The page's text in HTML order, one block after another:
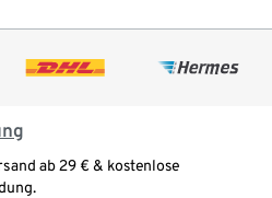
ab 29 € & kostenlose